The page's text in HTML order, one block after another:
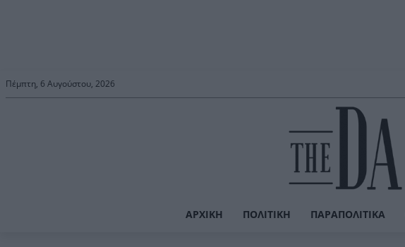
Πέμπτη, 6 Αυγούστου, 2026
ΑΡΧΙΚΉ ΠΟΛΙΤΙΚΉ ΠΑΡΑΠΟΛΙΤΙΚΆ